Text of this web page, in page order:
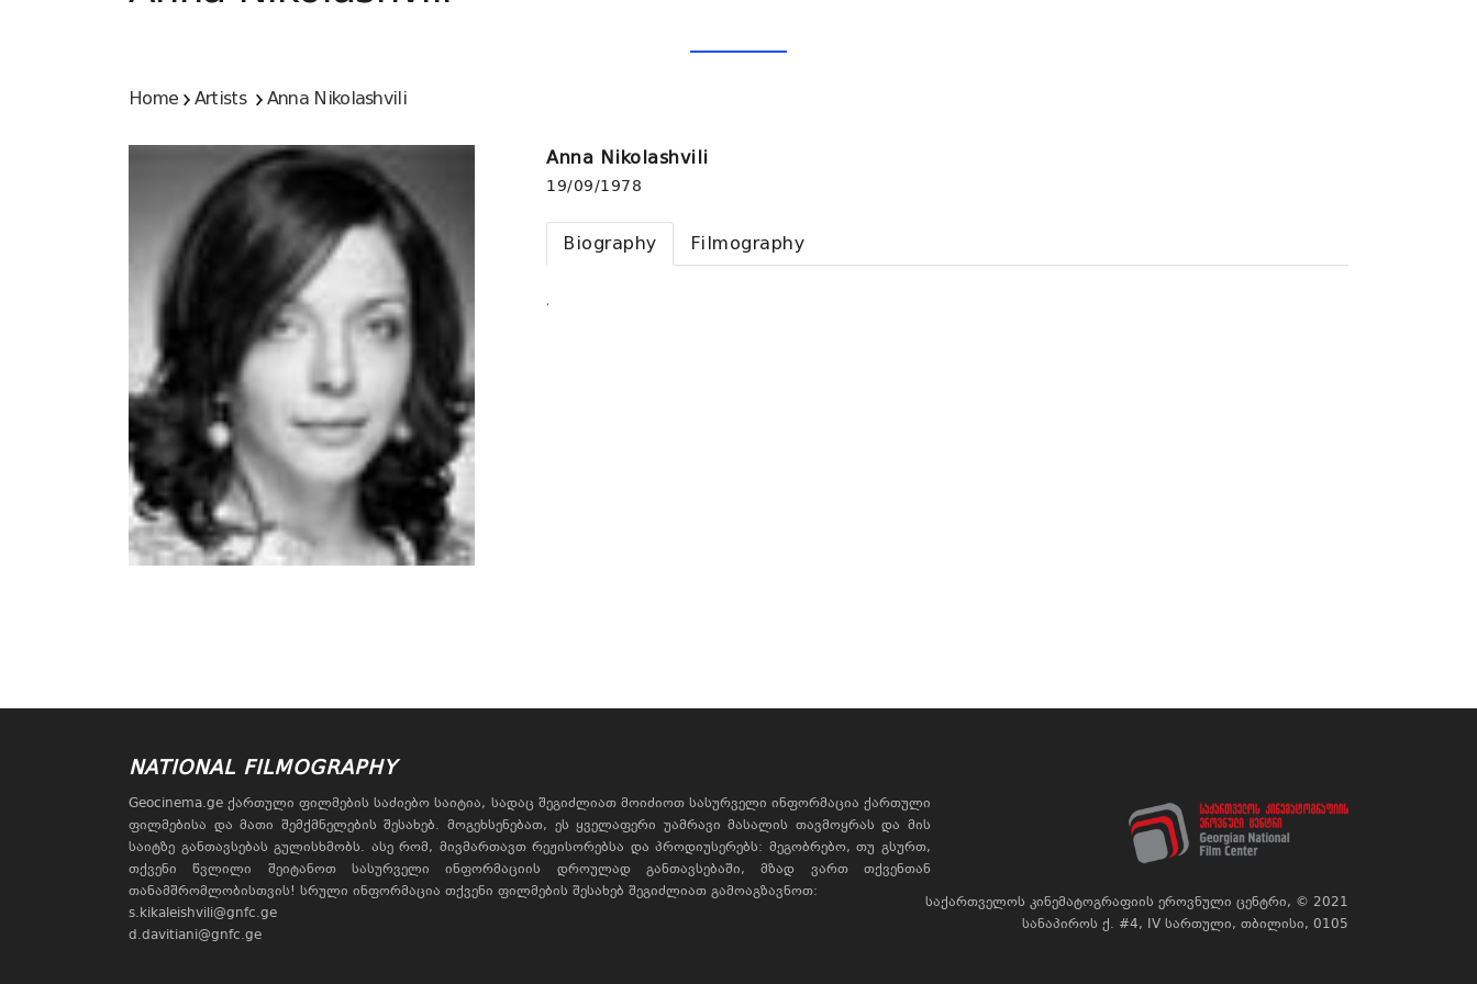
Home Artists Anna Nikolashvili
Anna Nikolashvili
19/09/1978
Biography Filmography
.
NATIONAL FILMOGRAPHY
Geocinema.ge ქართული ფილმების საძიებო საიტია, სადაც შეგიძლიათ მოიძიოთ სასურველი ინფორმაცია ქართული
ფილმებისა და მათი შემქმნელების შესახებ. მოგეხსენებათ, ეს ყველაფერი უამრავი მასალის თავმოყრას და მის
საიტზე განთავსებას გულისხმობს. ასე რომ, მივმართავთ რეჟისორებსა და პროდიუსერებს: მეგობრებო, თუ გსურთ,
თქვენი წვლილი შეიტანოთ სასურველი ინფორმაციის დროულად განთავსებაში, მზად ვართ თქვენთან
თანამშრომლობისთვის! სრული ინფორმაცია თქვენი ფილმების შესახებ შეგიძლიათ გამოაგზავნოთ:
s.kikaleishvili@gnfc.ge
d.davitiani@gnfc.ge
საქართველოს კინემატოგრაფიის ეროვნული ცენტრი, © 2021
სანაპიროს ქ. #4, IV სართული, თბილისი, 0105